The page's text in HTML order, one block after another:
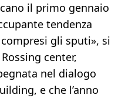
il primo gennaio
tendenza
gli sputi», si
center,
nel dialogo
e che l’anno